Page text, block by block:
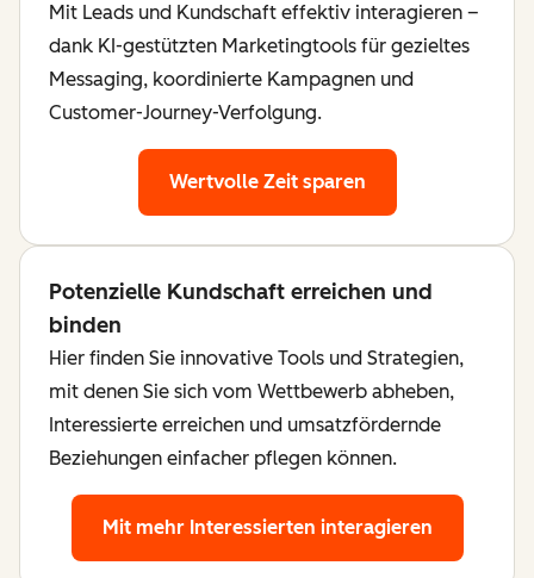
Mit Leads und Kundschaft effektiv interagieren –
dank KI-gestützten Marketingtools für gezieltes
Messaging, koordinierte Kampagnen und
Customer-Journey-Verfolgung.
Wertvolle Zeit sparen
Potenzielle Kundschaft erreichen und
binden
Hier finden Sie innovative Tools und Strategien,
mit denen Sie sich vom Wettbewerb abheben,
Interessierte erreichen und umsatzfördernde
Beziehungen einfacher pflegen können.
Mit mehr Interessierten interagieren